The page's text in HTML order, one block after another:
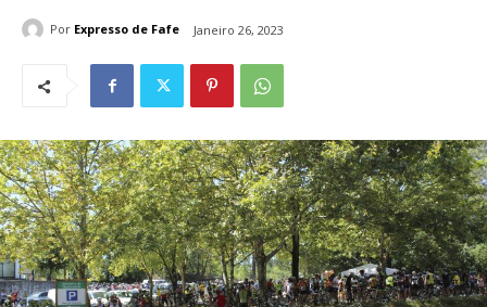
Por Expresso de Fafe Janeiro 26, 2023